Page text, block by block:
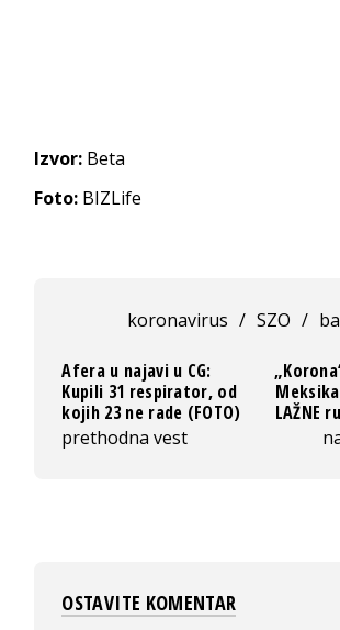
Izvor: Beta
Foto: BIZLife
koronavirus / SZO /
Afera u najavi u CG:
Kupili 31 respirator, od
kojih 23 ne rade (FOTO)
prethodna vest
LAŽNE
OSTAVITE KOMENTAR